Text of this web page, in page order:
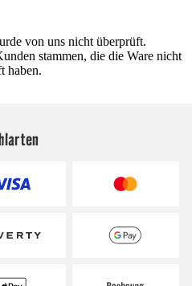
von uns nicht überprüft.
stammen, die die Ware nicht
haben.